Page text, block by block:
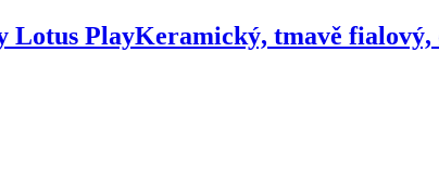
Lotus PlayKeramický, tmavě fialový,